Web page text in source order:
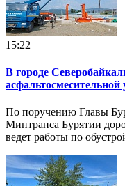
15:22
В городе
асфальтосмесительной
По поручению Главы
Минтранса Бурятии
ведет работы по